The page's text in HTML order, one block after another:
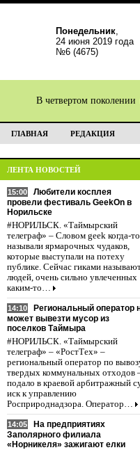
Понедельник,
24 июня 2019 года
№6 (4675)
В четвертом поколении
ГЛАВНАЯ РЕДАКЦИЯ
ЛЕНТА НОВОСТЕЙ
15:00
Любители косплея
провели фестиваль GeekOn в
Норильске
#НОРИЛЬСК. «Таймырский
телеграф» – Словом geek когда-то
называли ярмарочных чудаков,
которые выступали на потеху
публике. Сейчас гиками
людей, очень сильно увлеченных
каким-то…
14:10
Региональный оператор
может вывезти мусор из
поселков Таймыра
#НОРИЛЬСК. «Таймырский
телеграф» – «РостТех» –
региональный оператор по
твердых коммунальных отходов
подало в краевой арбитражный
иск к управлению
Росприроднадзора. Оператор…
14:05
На предприятиях
Заполярного филиала
«Норникеля» зажигают елки